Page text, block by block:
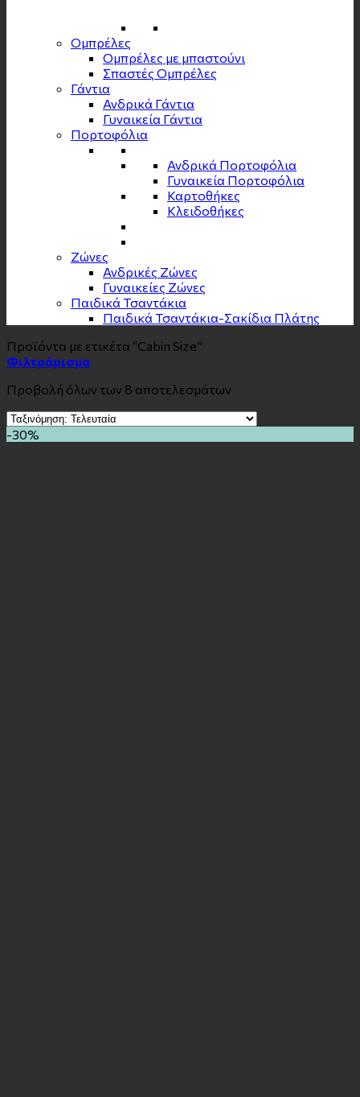
Ομπρέλες
Ομπρέλες με μπαστούνι
Σπαστές Ομπρέλες
Γάντια
Ανδρικά Γάντια
Γυναικεία Γάντια
Πορτοφόλια
Ανδρικά Πορτοφόλια
Γυναικεία Πορτοφόλια
Καρτοθήκες
Κλειδοθήκες
Zώνες
Ανδρικές Ζώνες
Γυναικείες Ζώνες
Παιδικά Τσαντάκια
Παιδικά Τσαντάκια-Σακίδια Πλάτης
Προϊόντα με ετικέτα “Cabin Size”
Φιλτράρισμα
Προβολή όλων των 8 αποτελεσμάτων
-30%